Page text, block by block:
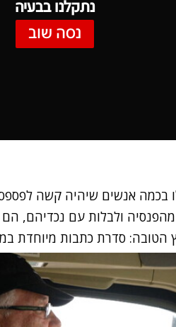
נתקלנו בבעיה
נסה שוב
בכמה אנשים שיהיה קשה
ולבלות עם נכדיהם,